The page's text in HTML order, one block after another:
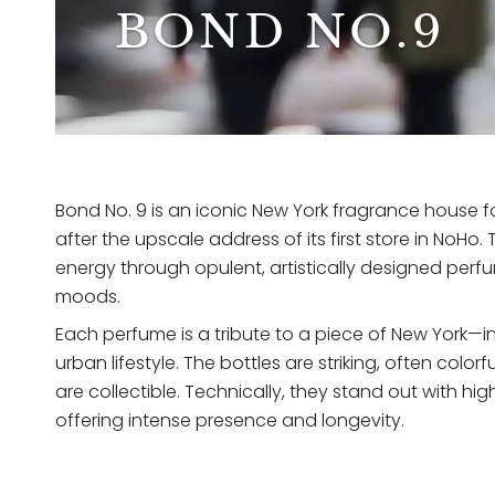
BOND NO.9
Bond No. 9 is an iconic New York fragrance
after the upscale address of its first store in
energy through opulent, artistically designed
moods.
Each perfume is a tribute to a piece of New
urban lifestyle. The bottles are striking, often
are collectible. Technically, they stand out with
offering intense presence and longevity.